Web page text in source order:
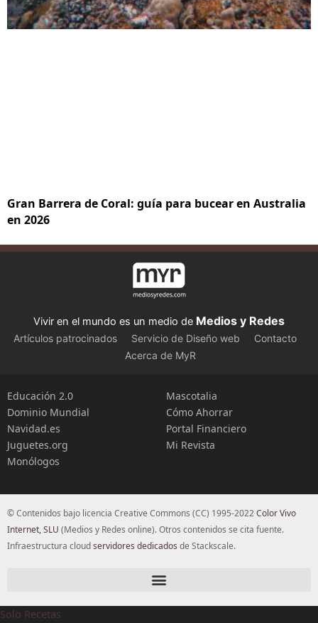
Gran Barrera de Coral: guía para bucear en Australia
en 2026
Vivir en el mundo es un medio de Medios y Redes
Artículos patrocinados Servicio de Diseño web
Contacto
Acerca de MyR
Educación 2.0
Dominio Mundial
Navidad.es
Juguetes.org
Monólogos
Mascotalia
Cómo Ahorrar
Portal Financiero
Mi Revista
© Contenidos bajo licencia Creative Commons (CC) 1995-2022Color Vivo
Internet, SLU (Medios y Redes online). Otros contenidos se cita fuente.
Infraestructura cloudservidores dedicados de Stackscale.
Solo Recetas